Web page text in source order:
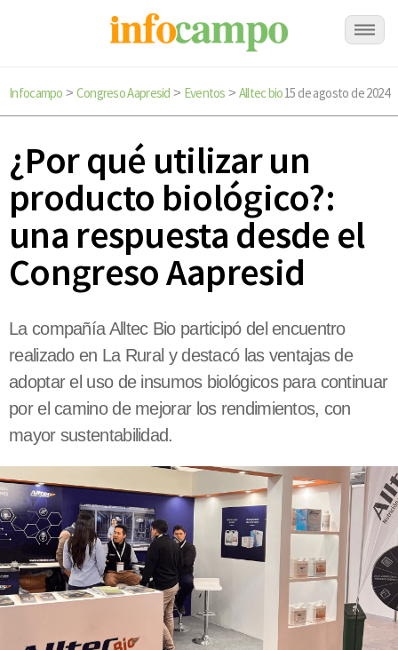
Infocampo > Congreso Aapresid > Eventos > Alltec bio15 de agosto de 2024
¿Por qué utilizar un
producto biológico?:
una respuesta desde el
Congreso Aapresid
La compañía Alltec Bio participó del encuentro
realizado en La Rural y destacó las ventajas de
adoptar el uso de insumos biológicos para continuar
por el camino de mejorar los rendimientos, con
mayor sustentabilidad.